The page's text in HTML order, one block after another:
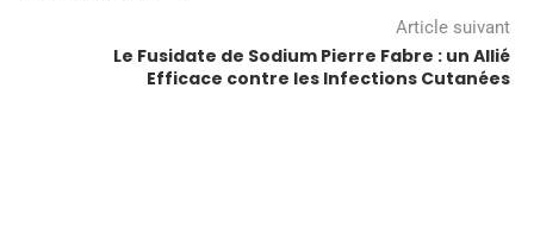
Article suivant
Le Fusidate de Sodium Pierre Fabre : un Allié
Efficace contre les Infections Cutanées